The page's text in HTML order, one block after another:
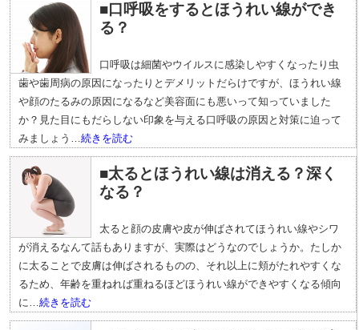
■口呼吸をするとほうれい線ができ
る？
口呼吸は細菌やウイルスに感染しやすくなったり虫
歯や歯周病の原因になったりとデメリットだらけですが、ほうれい線
や顔のたるみの原因になるなど美容面にも悪いって知っていました
か？見た目にもだらしない印象を与える口呼吸の原因と対策に迫って
みましょう…続きを読む
■太るとほうれい線は消える？深く
なる？
太ると顔の皮膚や皮が伸ばされてほうれい線やシワ
が消えるなんて話もありますが、実際はどうなのでしょうか。たしか
に太ることで皮膚は伸ばされるものの、それ以上に頬がたれやすくな
るため、年齢を重ねれば重ねるほどほうれい線ができやすくなる傾向
に…続きを読む